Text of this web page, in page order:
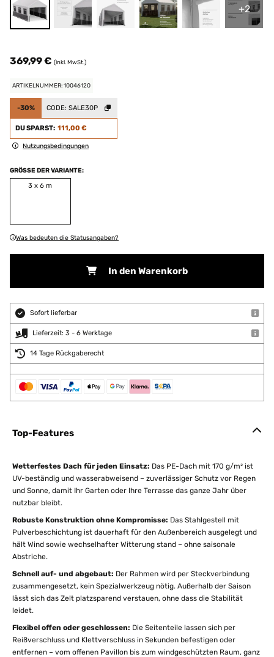
+2
369,99 € (inkl. MwSt.)
ARTIKELNUMMER: 10046120
-30% CODE: SALE30P
DU SPARST: 111,00 €
Nutzungsbedingungen
GRÖSSE DER VARIANTE:
3 x 6 m
Was bedeuten die Statusangaben?
In den Warenkorb
Sofort lieferbar
Lieferzeit: 3 - 6 Werktage
14 Tage Rückgaberecht
Top-Features
Wetterfestes Dach für jeden Einsatz: Das PE-Dach mit 170 g/m² ist
UV-beständig und wasserabweisend – zuverlässiger Schutz vor Regen
und Sonne, damit Ihr Garten oder Ihre Terrasse das ganze Jahr über
nutzbar bleibt.
Robuste Konstruktion ohne Kompromisse: Das Stahlgestell mit
Pulverbeschichtung ist dauerhaft für den Außenbereich ausgelegt und
hält Wind sowie wechselhafter Witterung stand – ohne saisonale
Abstriche.
Schnell auf- und abgebaut: Der Rahmen wird per Steckverbindung
zusammengesetzt, kein Spezialwerkzeug nötig. Außerhalb der Saison
lässt sich das Zelt platzsparend verstauen, ohne dass die Stabilität
leidet.
Flexibel offen oder geschlossen: Die Seitenteile lassen sich per
Reißverschluss und Klettverschluss in Sekunden befestigen oder
entfernen – vom offenen Pavillon bis zum windgeschützten Raum, ganz